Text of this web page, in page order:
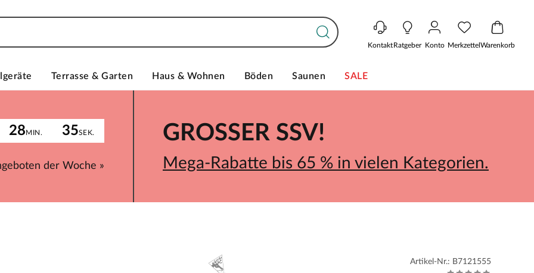
KontaktRatgeber Konto MerkzettelWarenkorb
Terrasse & Garten Haus & Wohnen Böden Saunen SALE
28MIN. 35SEK.
der Woche »
GROSSER SSV!
Mega-Rabatte bis 65 % in vielen Kategorien.
Artikel-Nr.: B7121555